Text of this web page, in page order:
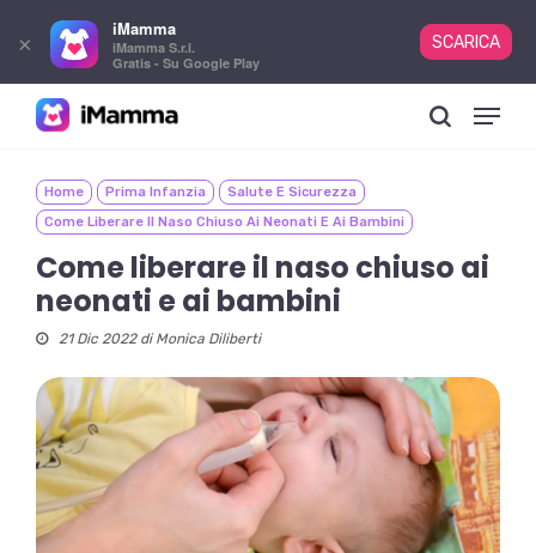
content
Menu
Home Prima Infanzia
Salute E Sicurezza
Come Liberare Il Naso Chiuso Ai Neonati E Ai Bambini
Come liberare il naso chiuso ai
neonati e ai bambini
21 Dic 2022 di Monica Diliberti
×
iMamma
iMamma S.r.l.
Gratis - Su Google Play
SCARICA